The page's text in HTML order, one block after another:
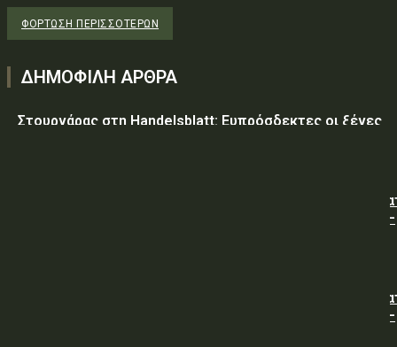
ΦΌΡΤΩΣΗ ΠΕΡΙΣΣΟΤΈΡΩΝ
ΔΗΜΟΦΙΛΗ ΑΡΘΡΑ
Στουρνάρας στη Handelsblatt: Ευπρόσδεκτες οι ξένες
ΥΠ.ΠΡΟ.ΠΟ.: « Προσωρινές κυκλοφοριακές ρυθμίσεις
τον 7ο Λαϊκό Αγώνα Δρόμου φράγμα Λίμνης Πλαστήρα –
ΥΠ.ΠΡΟ.ΠΟ.: « Προσωρινές κυκλοφοριακές ρυθμίσεις
τον 7ο Λαϊκό Αγώνα Δρόμου φράγμα Λίμνης Πλαστήρα –